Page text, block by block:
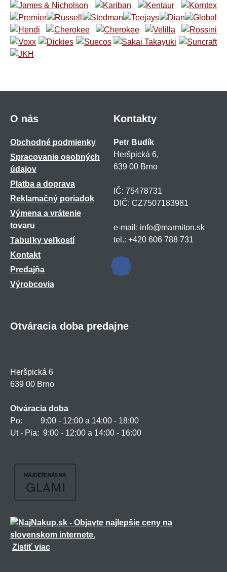
O nás
Obchodné podmienky
Spracovanie osobných
údajov
Platba a doprava
Reklamačný poriadok
Výmena a vrátenie
tovaru
Tabuľky veľkostí
Kontakt
Predajňa
Výrobcovia
Kontakty
Petr Budík
Heršpická 6,
639 00 Brno
IČ: 75478731
DIČ: CZ7507183981
e-mail: info@marmiton.sk
tel.: +420 606 788 731
Otváracia doba predajne
Heršpická 6
639 00 Brno
Otváracia doba
Po: 9:00 - 12:00 a 14:00 - 18:00
Ut - Pia: 9:00 - 12:00 a 14:00 - 16:00
Zistiť viac